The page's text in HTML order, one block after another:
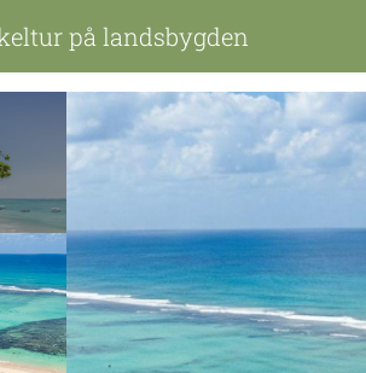
på landsbygden